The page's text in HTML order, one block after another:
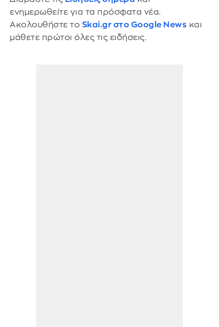
ενημερωθείτε για τα πρόσφατα νέα.
Ακολουθήστε το Skai.gr στο Google News και
μάθετε πρώτοι όλες τις ειδήσεις.